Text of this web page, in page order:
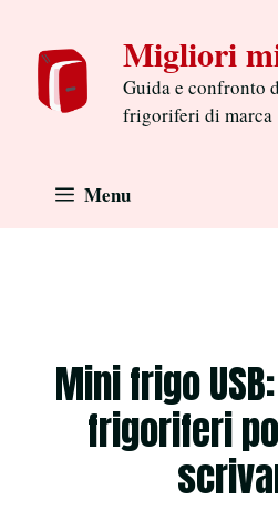
contenu
Migliori
Guida e confronto
frigoriferi di marca
Menu
Mini frigo
frigoriferi